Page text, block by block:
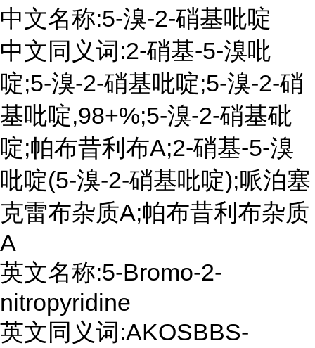
中文名称:5-溴-2-硝基吡啶
中文同义词:2-硝基-5-溴吡
啶;5-溴-2-硝基吡啶;5-溴-2-硝
基吡啶,98+%;5-溴-2-硝基砒
啶;帕布昔利布A;2-硝基-5-溴
吡啶(5-溴-2-硝基吡啶);哌泊塞
克雷布杂质A;帕布昔利布杂质
A
英文名称:5-Bromo-2-
nitropyridine
英文同义词:AKOSBBS-